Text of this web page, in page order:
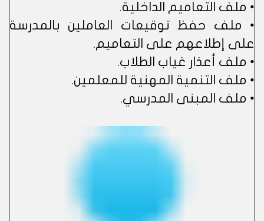
• ملف التعاميم الداخلية.
• ملف حفظ توقيعات العاملين بالمدرسة
على إطلاعهم على التعاميم.
• ملف أعذار غياب الطلاب.
• ملف التنمية المهنية للمعلمين.
• ملف المبنى المدرسي.